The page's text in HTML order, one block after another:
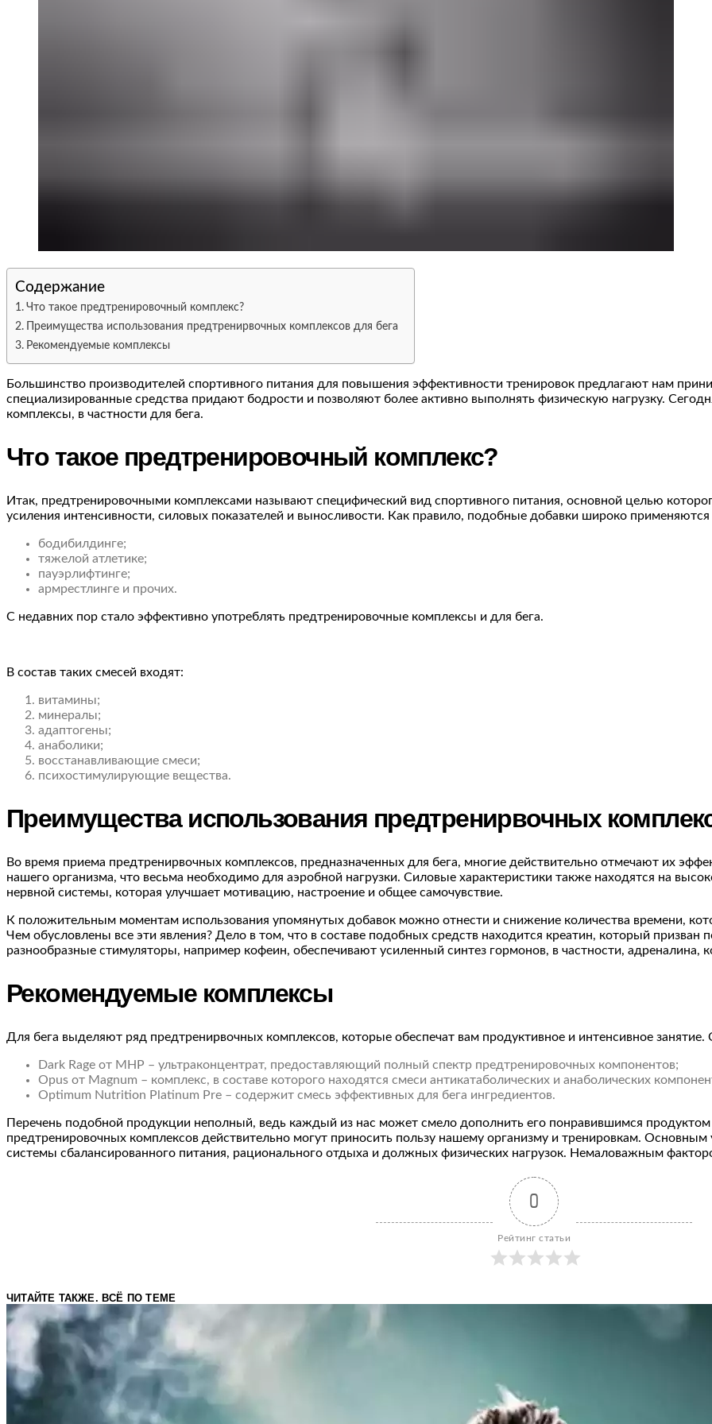
Содержание
Что такое предтренировочный комплекс?
Преимущества использования предтренирвочных комплексов для бега
Рекомендуемые комплексы
Большинство производителей спортивного питания для повышения эффективности тренировок предлагают нам
специализированные средства придают бодрости и позволяют более активно выполнять физическую нагрузку.
комплексы, в частности для бега.
Что такое предтренировочный комплекс?
Итак, предтренировочными комплексами называют специфический вид спортивного питания, основной целью
усиления интенсивности, силовых показателей и выносливости. Как правило, подобные добавки широко
бодибилдинге;
тяжелой атлетике;
пауэрлифтинге;
армрестлинге и прочих.
С недавних пор стало эффективно употреблять предтренировочные комплексы и для бега.
В состав таких смесей входят:
витамины;
минералы;
адаптогены;
анаболики;
восстанавливающие смеси;
психостимулирующие вещества.
Преимущества использования предтренирвочных
Во время приема предтренирвочных комплексов, предназначенных для бега, многие действительно отмечают их
нашего организма, что весьма необходимо для аэробной нагрузки. Силовые характеристики также находятся на
нервной системы, которая улучшает мотивацию, настроение и общее самочувствие.
К положительным моментам использования упомянутых добавок можно отнести и снижение количества времени,
Чем обусловлены все эти явления? Дело в том, что в составе подобных средств находится креатин, который
разнообразные стимуляторы, например кофеин, обеспечивают усиленный синтез гормонов, в частности, адреналина,
Рекомендуемые комплексы
Для бега выделяют ряд предтренирвочных комплексов, которые обеспечат вам продуктивное и интенсивное занятие.
Dark Rage от MHP – ультраконцентрат, предоставляющий полный спектр предтренировочных компонентов;
Opus от Magnum – комплекс, в составе которого находятся смеси антикатаболических и анаболических
Optimum Nutrition Platinum Pre – содержит смесь эффективных для бега ингредиентов.
Перечень подобной продукции неполный, ведь каждый из нас может смело дополнить его понравившимся
предтренировочных комплексов действительно могут приносить пользу нашему организму и тренировкам.
системы сбалансированного питания, рационального отдыха и должных физических нагрузок. Немаловажным
0
Рейтинг статьи
ЧИТАЙТЕ ТАКЖЕ. ВСЁ ПО ТЕМЕ